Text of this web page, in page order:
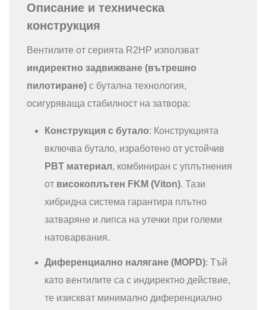
Описание и техническа
конструкция
Вентилите от серията R2HP използват
индиректно задвижване (вътрешно
пилотиране) с бутална технология,
осигуряваща стабилност на затвора:
Конструкция с бутало: Конструкцията
включва бутало, изработено от устойчив
PBT материал, комбиниран с уплътнения
от високоплътен FKM (Viton). Тази
хибридна система гарантира плътно
затваряне и липса на утечки при големи
натоварвания.
Диференциално налягане (MOPD): Тъй
като вентилите са с индиректно действие,
те изискват минимално диференциално